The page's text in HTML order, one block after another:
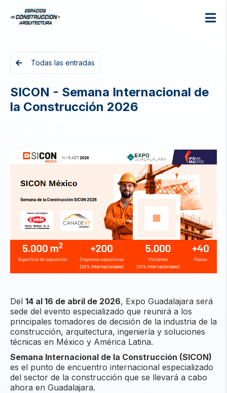
Todas las entradas
SICON - Semana Internacional de
la Construcción 2026
Del 14 al 16 de abril de 2026, Expo Guadalajara será
sede del evento especializado que reunirá a los
principales tomadores de decisión de la industria de la
construcción, arquitectura, ingeniería y soluciones
técnicas en México y América Latina.
Semana Internacional de la Construcción (SICON)
es el punto de encuentro internacional especializado
del sector de la construcción que se llevará a cabo
ahora en Guadalajara.